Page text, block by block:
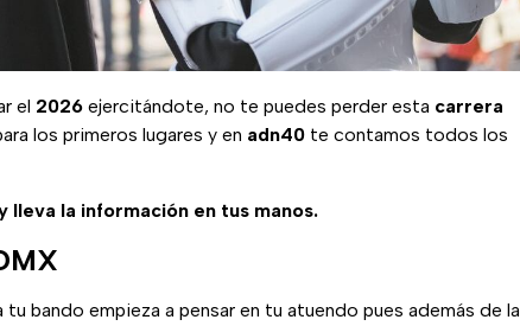
el 2026 ejercitándote, no te puedes perder esta carrera
los primeros lugares y en adn40 te contamos todos los
lleva la información en tus manos.
tu bando empieza a pensar en tu atuendo pues además de la